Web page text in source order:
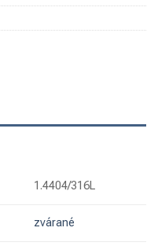
1.4404/316L
zvárané